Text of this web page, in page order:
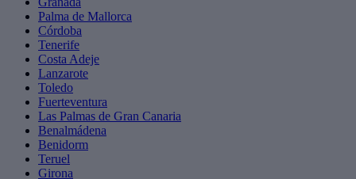
Palma de Mallorca
Córdoba
Tenerife
Costa Adeje
Lanzarote
Toledo
Fuerteventura
Las Palmas de Gran Canaria
Benalmádena
Benidorm
Teruel
Girona